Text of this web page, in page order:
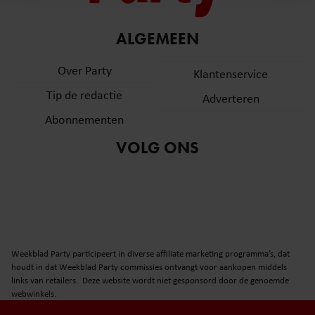
informatie over uw gebruik van onze site met onze
partners voor social media, adverteren en analyse. Deze
informatie die u aan ze heeft verstrekt of die ze hebben
gaat akkoord met onze cookies als u onze website blijft
gebruiken.
ALGEMEEN
Over Party
Tip de redactie
Abonnementen
Klantenservice
Adverteren
VOLG ONS
Weekblad Party participeert in diverse affiliate marketing programma’s, dat
houdt in dat Weekblad Party commissies ontvangt voor aankopen middels
links van retailers. Deze website wordt niet gesponsord door de genoemde
webwinkels.